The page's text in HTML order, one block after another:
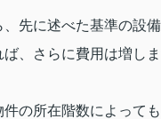
先に述べた基準の設
、さらに費用は増しま
の所在階数によって